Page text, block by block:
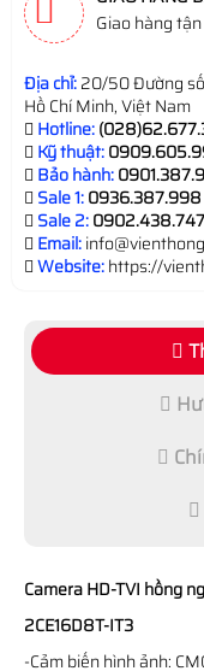
Giao hàng
Địa chỉ:20/50 Đường
Hồ Chí Minh, Việt Nam
Hotline:
Kỹ thuật:
Bảo hành:
Sale 1:0936.387.998
Sale 2:0902.438.747
Email:
Website:https://
Camera HD-TVI hồng
2CE16D8T-IT3
-Cảm biến hình ảnh: